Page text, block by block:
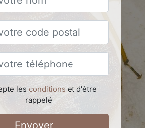
les conditions et d'être
rappelé
Envoyer